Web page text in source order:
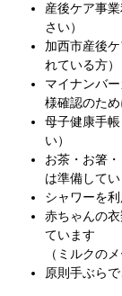
産後ケア事
さい）
加西市産後
れている方）
マイナンバ
様確認のため
母子健康手
い）
お茶・お箸
は準備して
シャワーを
赤ちゃんの
ています
（ミルクの
原則手ぶら